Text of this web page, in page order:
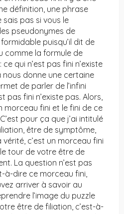
définition, une phrase
sais pas si vous le
pseudonymes de
puisqu’il dit de
comme la formule de
qui n’est pas fini n’existe
donne une certaine
de parler de l’infini
pas fini n’existe pas. Alors,
morceau fini et le fini de ce
pour ça que j’ai intitulé
être de symptôme,
c’est un morceau fini
tour de votre être de
La question n’est pas
à-dire ce morceau fini,
arriver à savoir au
l’image du puzzle
être de filiation, c’est-à-